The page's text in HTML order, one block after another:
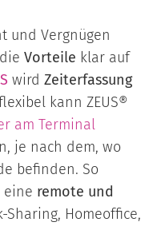
und Vergnügen
Vorteile klar auf
wird Zeiterfassung
kann ZEUS®
am Terminal
je nach dem, wo
befinden. So
eine remote und
Sharing, Homeoffice,